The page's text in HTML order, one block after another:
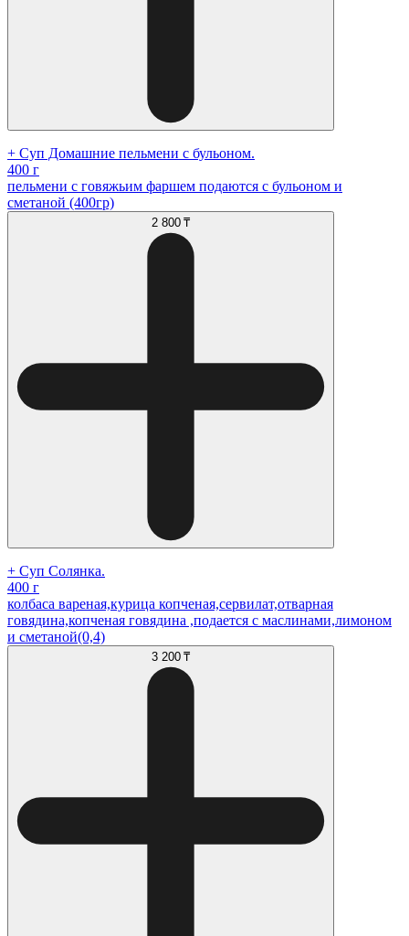
+ Суп Домашние пельмени с бульоном.
400 г
пельмени с говяжьим фаршем подаются с бульоном и
сметаной (400гр)
2 800 ₸
+ Суп Солянка.
400 г
колбаса вареная,курица копченая,сервилат,отварная
говядина,копченая говядина ,подается с маслинами,лимоном
и сметаной(0,4)
3 200 ₸